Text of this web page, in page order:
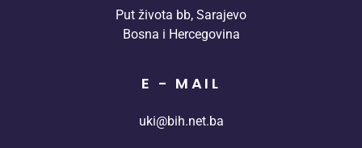
Put života bb, Sarajevo
Bosna i Hercegovina
E - MAIL
uki@bih.net.ba